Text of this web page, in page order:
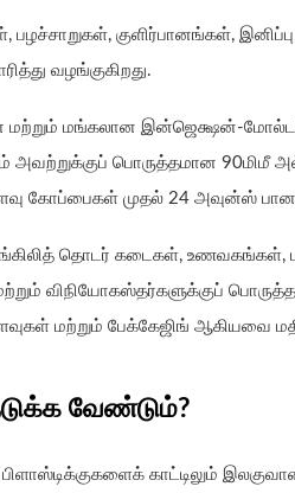
பழச்சாறுகள், குளிர்பானங்கள்,
வழங்குகிறது.
மற்றும் மங்கலான இன்ஜெக்ஷன்-
அவற்றுக்குப் பொருத்தமான 90மிமீ
கோப்பைகள் முதல் 24 அவுன்ஸ்
தொடர் கடைகள், உணவகங்கள்,
விநியோகஸ்தர்களுக்குப்
மற்றும் பேக்கேஜிங் ஆகியவை
வேண்டும்?
காட்டிலும்